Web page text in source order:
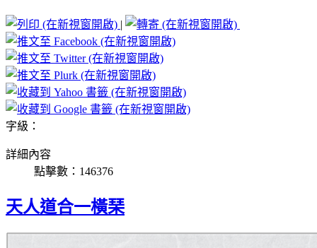
|
字級：
詳細內容
點擊數：146376
天人道合一橫琹